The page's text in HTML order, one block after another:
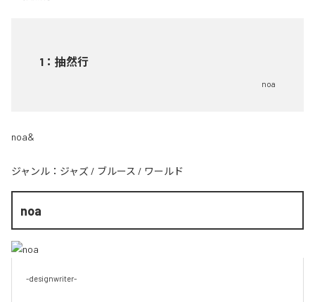
1 ： 抽然行
noa
noa&
ジャンル： ジャズ / ブルース / ワールド
noa
-designwriter-